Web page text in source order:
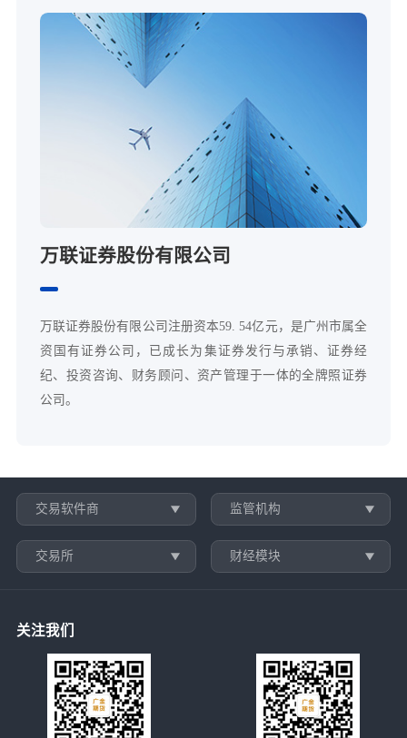
万联证券股份有限公司
万联证券股份有限公司注册资本59. 54亿元，是广州市属全
资国有证券公司，已成长为集证券发行与承销、证券经
纪、投资咨询、财务顾问、资产管理于一体的全牌照证券
公司。
交易软件商 监管机构
交易所 财经模块
关注我们